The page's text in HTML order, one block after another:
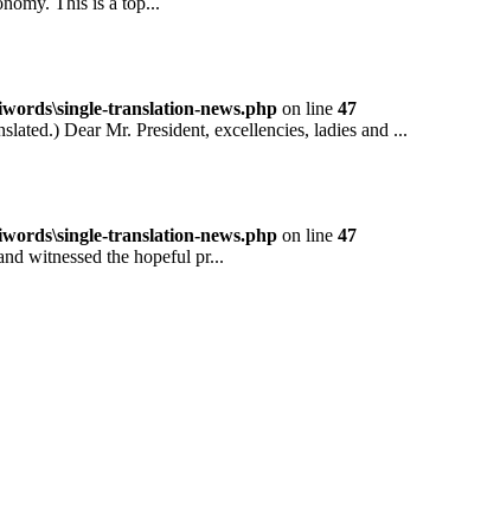
translation-news.php on line 47
Dear Mr. President, excellencies, ladies and ...
translation-news.php on line 47
witnessed the hopeful pr...